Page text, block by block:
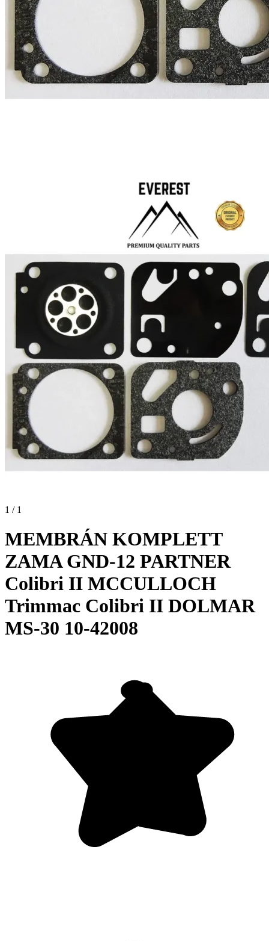
1 / 1
MEMBRÁN KOMPLETT
ZAMA GND-12 PARTNER
Colibri II MCCULLOCH
Trimmac Colibri II DOLMAR
MS-30 10-42008